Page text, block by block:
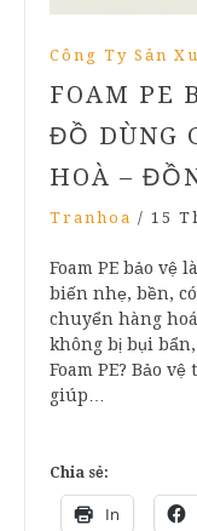
Công Ty Sản
FOAM PE
ĐỒ DÙNG
HOÀ –
Tranhoa / 15
Foam PE bảo vệ
biến nhẹ, bền,
chuyển hàng
không bị bụi
Foam PE? Bảo
giúp…
Chia sẻ:
In